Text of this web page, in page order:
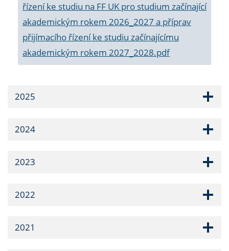
řízení ke studiu na FF UK pro studium začínající
akademickým rokem 2026_2027 a příprav
přijímacího řízení ke studiu začínajícímu
akademickým rokem 2027_2028.pdf
2025
2024
2023
2022
2021